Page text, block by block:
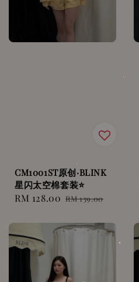
CM1001ST原创·BLINK
星闪太空棉套装⭐️
Sale
RM 128.00 Regular
RM 139.00